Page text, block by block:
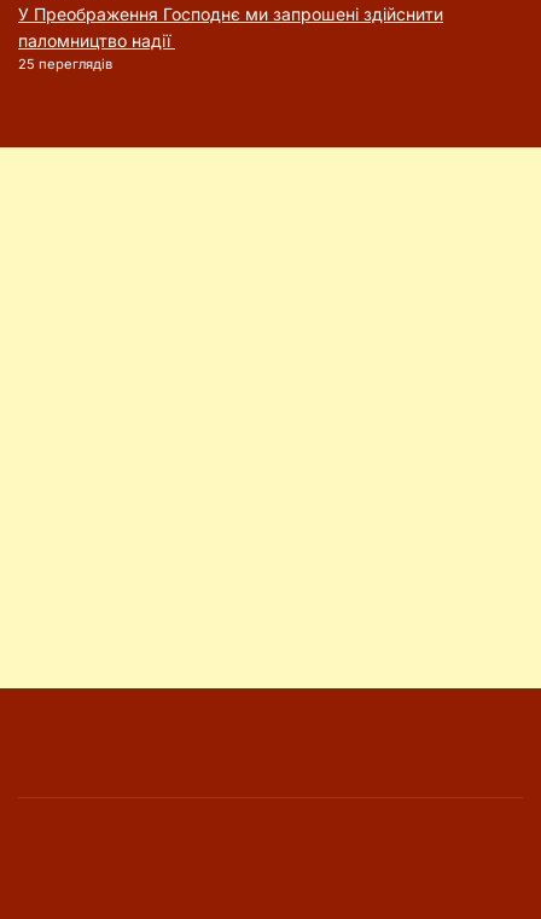
У Преображення Господнє ми запрошені здійснити
паломництво надії
25 переглядів